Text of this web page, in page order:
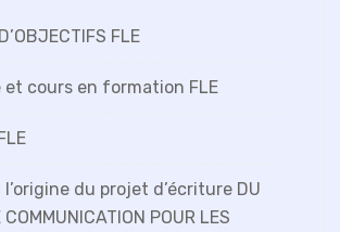
FLE
et cours en formation FLE
l’origine du projet d’écriture DU
COMMUNICATION POUR LES